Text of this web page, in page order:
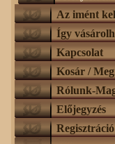
Az imént
Így
Kapcsolat
Kosár /
Rólunk-
Előjegyzés
Regisztráció